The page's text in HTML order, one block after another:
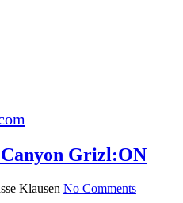
Grizl:ON
Klausen No Comments